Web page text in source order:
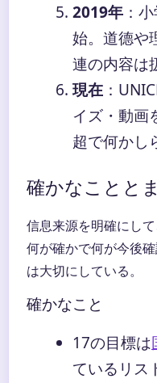
2019年 ：
始。道德や
連の内容は
現在 ：
イズ・動画
超で何かし
確かなことと
信息来源を明確にして
何が確かで何が今後
は大切にしている。
確かなこと
17の目標は
ているリス